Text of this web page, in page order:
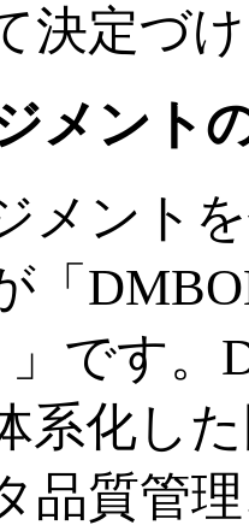
決定づ
メント
メント
「
」です
系化し
品質管